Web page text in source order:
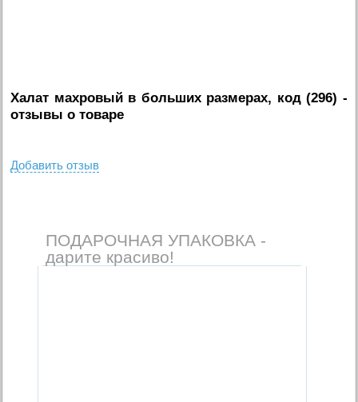
Халат махровый в больших размерах, код (296) -
отзывы о товаре
Добавить отзыв
ПОДАРОЧНАЯ УПАКОВКА -
дарите красиво!